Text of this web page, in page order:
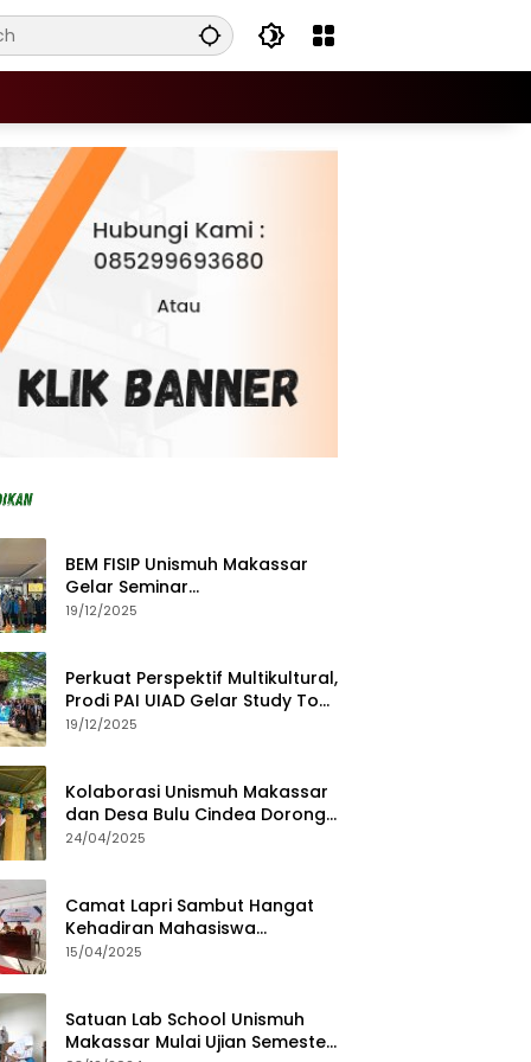
BEM FISIP Unismuh Makassar
Gelar Seminar
Keperempuanan, Bahas
19/12/2025
Perkuat Perspektif Multikultural,
Prodi PAI UIAD Gelar Study Tour
ke Kajang
19/12/2025
Kolaborasi Unismuh Makassar
dan Desa Bulu Cindea Dorong
Sentra Garam Industri
24/04/2025
Camat Lapri Sambut Hangat
Kehadiran Mahasiswa
PoltekMu
15/04/2025
Satuan Lab School Unismuh
Makassar Mulai Ujian Semester,